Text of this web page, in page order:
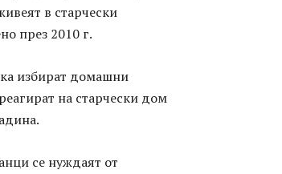
в старчески
през 2010 г.
избират домашни
на старчески дом
се нуждаят от